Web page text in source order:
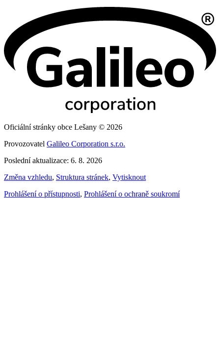
Oficiální stránky obce Lešany © 2026
Provozovatel Galileo Corporation s.r.o.
Poslední aktualizace: 6. 8. 2026
Změna vzhledu, Struktura stránek, Vytisknout
Prohlášení o přístupnosti, Prohlášení o ochraně soukromí